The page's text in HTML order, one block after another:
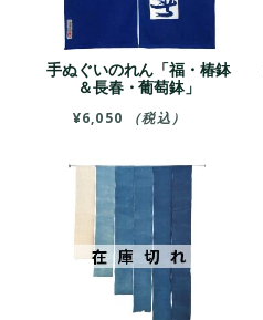
手ぬぐいのれん「福・椿鉢
＆長春・葡萄鉢」
¥6,050 （税込）